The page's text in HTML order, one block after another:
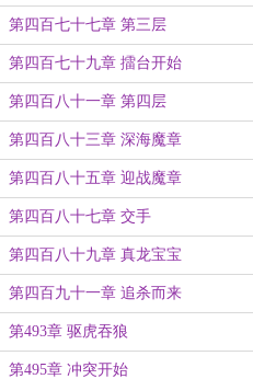
第四百七十七章 第三层
第四百七十九章 擂台开始
第四百八十一章 第四层
第四百八十三章 深海魔章
第四百八十五章 迎战魔章
第四百八十七章 交手
第四百八十九章 真龙宝宝
第四百九十一章 追杀而来
第493章 驱虎吞狼
第495章 冲突开始